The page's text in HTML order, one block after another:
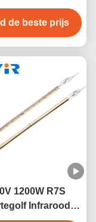
met
500W 230V
de beste prijs
1200W R7S
Infrarood
Lamp